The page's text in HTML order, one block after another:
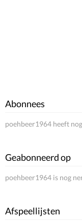
Abonnees
poehbeer1964 heeft
Geabonneerd op
poehbeer1964 is nog
Afspeellijsten